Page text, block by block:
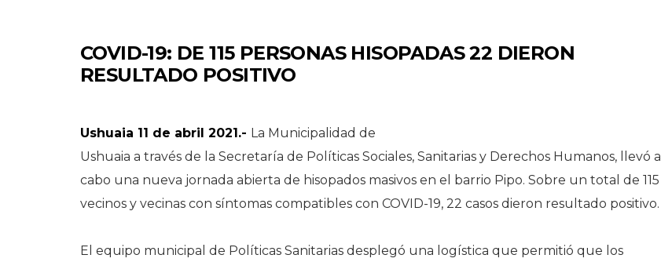
COVID-19: DE 115 PERSONAS HISOPADAS 22 DIERON
RESULTADO POSITIVO
Ushuaia 11 de abril 2021.- La Municipalidad de
Ushuaia a través de la Secretaría de Políticas Sociales, Sanitarias y Derechos Humanos, llevó a
cabo una nueva jornada abierta de hisopados masivos en el barrio Pipo. Sobre un total de 115
vecinos y vecinas con síntomas compatibles con COVID-19, 22 casos dieron resultado positivo.
El equipo municipal de Políticas Sanitarias desplegó una logística que permitió que los